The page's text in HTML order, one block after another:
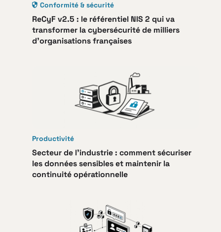
Conformité & sécurité
ReCyF v2.5 : le référentiel NIS 2 qui va
transformer la cybersécurité de milliers
d’organisations françaises
Productivité
Secteur de l’industrie : comment sécuriser
les données sensibles et maintenir la
continuité opérationnelle